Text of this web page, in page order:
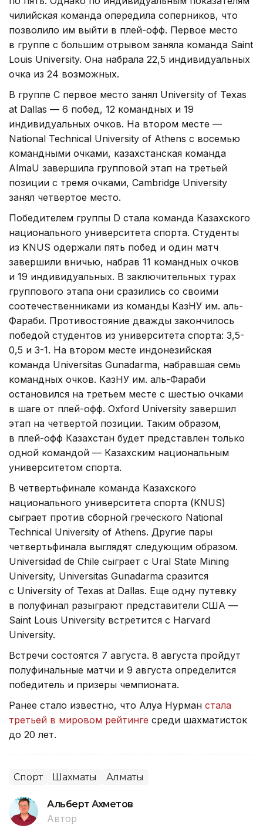
чилийская команда опередила соперников, что
позволило им выйти в плей-офф. Первое место
в группе с большим отрывом заняла команда Saint
Louis University. Она набрала 22,5 индивидуальных
очка из 24 возможных.
В группе C первое место занял University of Texas
at Dallas — 6 побед, 12 командных и 19
индивидуальных очков. На втором месте —
National Technical University of Athens с восемью
командными очками, казахстанская команда
AlmaU завершила групповой этап на третьей
позиции с тремя очками, Cambridge University
занял четвертое место.
Победителем группы D стала команда Казахского
национального университета спорта. Студенты
из KNUS одержали пять побед и один матч
завершили вничью, набрав 11 командных очков
и 19 индивидуальных. В заключительных турах
группового этапа они сразились со своими
соотечественниками из команды КазНУ им. аль-
Фараби. Противостояние дважды закончилось
победой студентов из университета спорта: 3,5-
0,5 и 3-1. На втором месте индонезийская
команда Universitas Gunadarma, набравшая семь
командных очков. КазНУ им. аль-Фараби
остановился на третьем месте с шестью очками
в шаге от плей-офф. Oxford University завершил
этап на четвертой позиции. Таким образом,
в плей-офф Казахстан будет представлен только
одной командой — Казахским национальным
университетом спорта.
В четвертьфинале команда Казахского
национального университета спорта (KNUS)
сыграет против сборной греческого National
Technical University of Athens. Другие пары
четвертьфинала выглядят следующим образом.
Universidad de Chile сыграет с Ural State Mining
University, Universitas Gunadarma сразится
с University of Texas at Dallas. Еще одну путевку
в полуфинал разыграют представители США —
Saint Louis University встретится с Harvard
University.
Встречи состоятся 7 августа. 8 августа пройдут
полуфинальные матчи и 9 августа определится
победитель и призеры чемпионата.
Ранее стало известно, что Алуа Нурман стала
третьей в мировом рейтинге среди шахматисток
до 20 лет.
Спорт Шахматы Алматы
Альберт Ахметов
Автор